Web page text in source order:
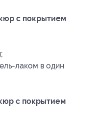
с покрытием
лаком в один
с покрытием